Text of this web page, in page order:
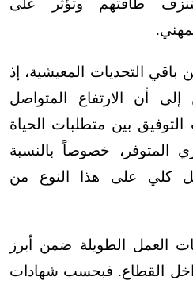
طاقتهم وتؤثر على
.
باقي التحديات المعيشية، إذ
أن الارتفاع المتواصل
بين متطلبات الحياة
المتوفر، خصوصاً بالنسبة
كلي على هذا النوع من
العمل الطويلة ضمن أبرز
داخل القطاع. فبحسب شهادات